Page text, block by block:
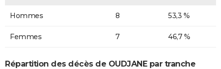
Hommes 8 53,3 %
Femmes 7 46,7 %
Répartition des décès de OUDJANE par tranche